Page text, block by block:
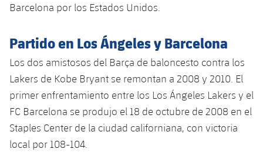
Barça Cafe
Ciutat Esportiva
La Masia
plusicon
más
Servicios
plusicon
más
SUB10 B
SUB9 B
SUB8 A
Clasificación
Jugadores
Fotos
Historia
Palmarés
Cadete B
Infantil A
Infantil B
Mini
Calendario
Entradas
Resultados
Jugadores
Calendario
Resultados
Clasificaciones
Actualidad
Juvenil
Cadete A
Cadete B
PLUSICON
MÁS
Primer equipo
plusicon
más
Actualidad
Calendario
Barça Atlètic
plusicon
más
Actualidad
Base
Barcelona por los Estados Unidos.
Partido en Los Ángeles y Barcelona
Los dos amistosos del Barça de baloncesto contra los
Lakers de Kobe Bryant se remontan a 2008 y 2010. El
primer enfrentamiento entre los Los Ángeles Lakers y el
FC Barcelona se produjo el 18 de octubre de 2008 en el
Staples Center de la ciudad californiana, con victoria
local por 108-104.